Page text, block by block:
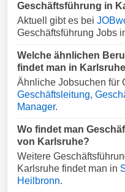
Geschäftsführung in
Aktuell gibt es bei
Geschäftsführung Jobs
Welche ähnlichen
findet man in
Ähnliche Jobsuchen für
Geschäftsleitung,
Manager.
Wo findet man
von Karlsruhe?
Weitere
Karlsruhe findet man in
Heilbronn.